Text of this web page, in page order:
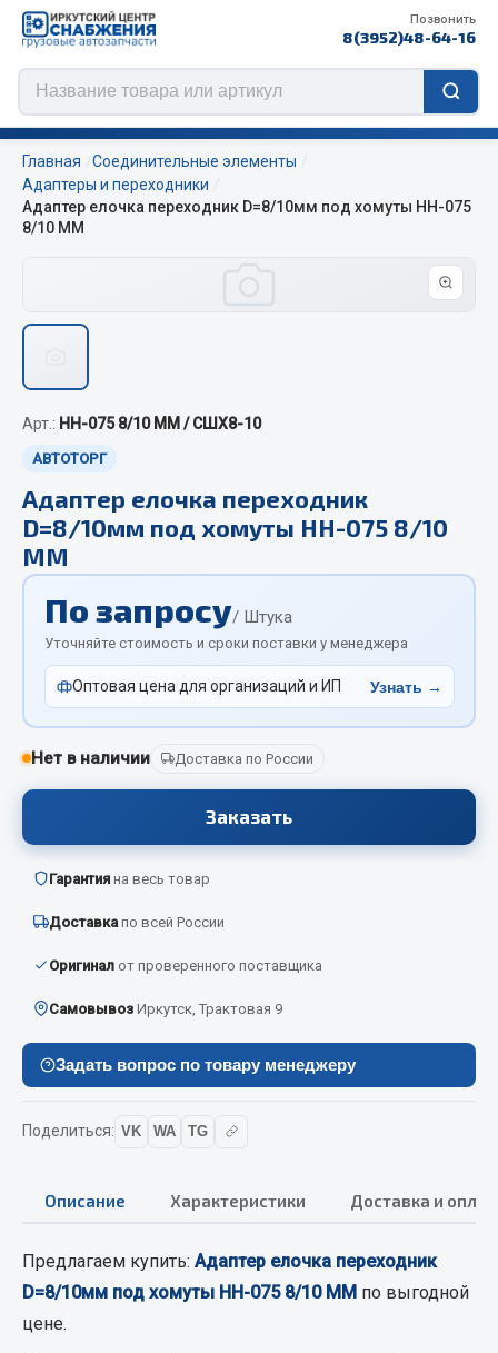
Позвонить
8(3952)48-64-16
ЦЕПИ BOHU (Китай)
QITONG
Весь раздел
Отопители салона, подогреватели
Автономные воздушные отопители
Отопители салона
Подогреватели тосола
Весь раздел
Автокаталоги
Аксессуары автомобильные
Аптечки и знаки автомобильные
Вентиляторы кабины
Вымпела
Охладжающие жидкости
Технические жидкости
Весь раздел
Главная
Соединительные элементы
Адаптеры и переходники
Адаптер елочка переходник D=8/10мм под хомуты НН-075
8/10 ММ
Арт.: НН-075 8/10 ММ / СШХ8-10
АВТОТОРГ
Адаптер елочка переходник
D=8/10мм под хомуты НН-075 8/10
ММ
По запросу/ Штука
Уточняйте стоимость и сроки поставки у менеджера
Оптовая цена для организаций и ИП Узнать →
Нет в наличии Доставка по России
Заказать
Гарантия на весь товар
Доставка по всей России
Оригинал от проверенного поставщика
Самовывоз Иркутск, Трактовая 9
Задать вопрос по товару менеджеру
Поделиться: VK WA TG
Описание Характеристики Доставка и
Предлагаем купить: Адаптер елочка переходник
D=8/10мм под хомуты НН-075 8/10 ММ по выгодной
цене.